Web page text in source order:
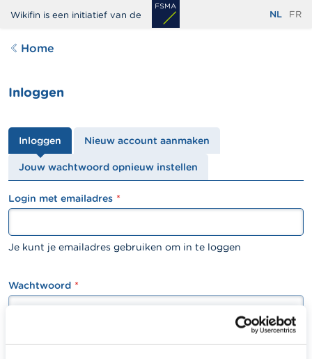
Overslaan
naar
gaan
Wikifin is een initiatief van de NL FR
Home
Inloggen
Primaire
tabs
Inloggen Nieuw account aanmaken
Jouw wachtwoord opnieuw instellen
textfield
Login met emailadres
Je kunt je emailadres gebruiken om in te loggen
password
Wachtwoord